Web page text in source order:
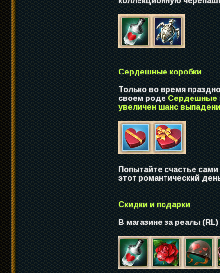
Сердешные коробки
Только во время
своем роде Сердешные
увеличен шанс
Попытайте счастье
этот романтический
Скидки и подарки
В магазине за реалы